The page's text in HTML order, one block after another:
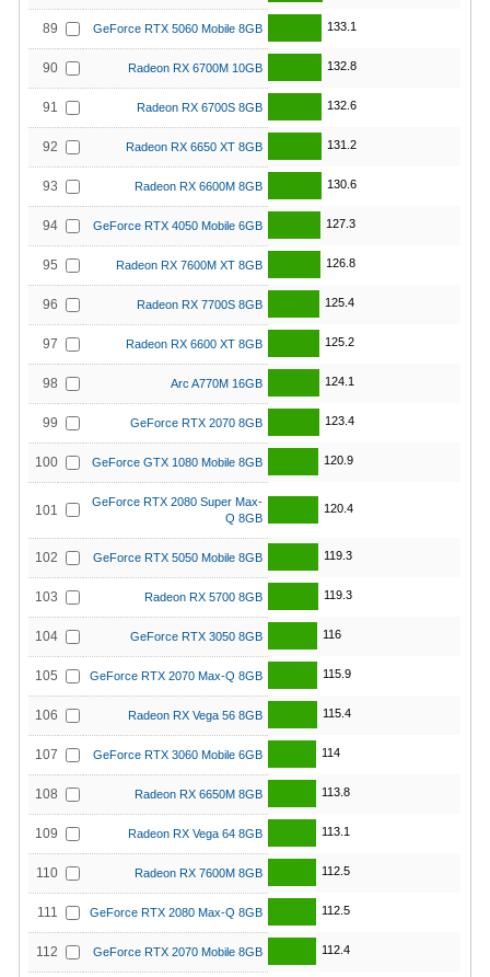
89 GeForce RTX 5060 Mobile 8GB 133.1
90 Radeon RX 6700M 10GB 132.8
91 Radeon RX 6700S 8GB 132.6
92 Radeon RX 6650 XT 8GB 131.2
93 Radeon RX 6600M 8GB 130.6
94 GeForce RTX 4050 Mobile 6GB 127.3
95 Radeon RX 7600M XT 8GB 126.8
96 Radeon RX 7700S 8GB 125.4
97 Radeon RX 6600 XT 8GB 125.2
98 Arc A770M 16GB 124.1
99 GeForce RTX 2070 8GB 123.4
100 GeForce GTX 1080 Mobile 8GB 120.9
101
GeForce RTX 2080 Super Max-
Q 8GB
120.4
102 GeForce RTX 5050 Mobile 8GB 119.3
103 Radeon RX 5700 8GB 119.3
104 GeForce RTX 3050 8GB 116
105 GeForce RTX 2070 Max-Q 8GB 115.9
106 Radeon RX Vega 56 8GB 115.4
107 GeForce RTX 3060 Mobile 6GB 114
108 Radeon RX 6650M 8GB 113.8
109 Radeon RX Vega 64 8GB 113.1
110 Radeon RX 7600M 8GB 112.5
111 GeForce RTX 2080 Max-Q 8GB 112.5
112 GeForce RTX 2070 Mobile 8GB 112.4